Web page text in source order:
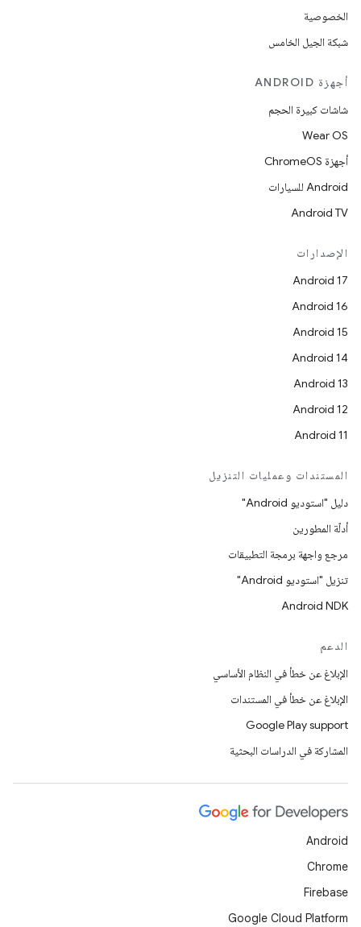
الخصوصية
شبكة الجيل الخامس
أجهزة ANDROID
شاشات كبيرة الحجم
Wear OS
أجهزة ChromeOS
Android للسيارات
Android TV
الإصدارات
Android 17
Android 16
Android 15
Android 14
Android 13
Android 12
Android 11
المستندات وعمليات التنزيل
دليل "استوديو Android"
أدلّة المطورين
مرجع واجهة برمجة التطبيقات
تنزيل "استوديو Android"
Android NDK
الدعم
الإبلاغ عن خطأ في النظام الأساسي
الإبلاغ عن خطأ في المستندات
Google Play support
المشاركة في الدراسات البحثية
Android
Chrome
Firebase
Google Cloud Platform